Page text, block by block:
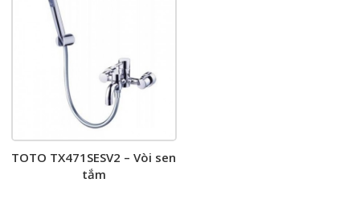
TOTO TX471SESV2 – Vòi sen
tắm